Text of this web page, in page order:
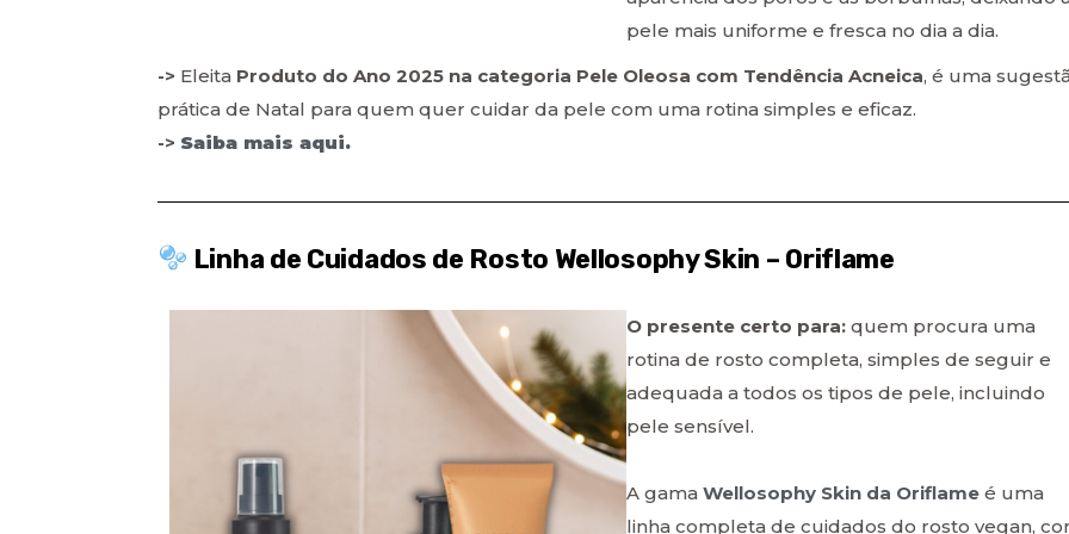
pele mais uniforme e fresca no dia a dia.
-> Eleita Produto do Ano 2025 na categoria Pele Oleosa com Tendência Acneica, é uma
prática de Natal para quem quer cuidar da pele com uma rotina simples e eficaz.
-> Saiba mais aqui.
Linha de Cuidados de Rosto Wellosophy Skin – Oriflame
O presente certo para: quem procura uma
rotina de rosto completa, simples de seguir e
adequada a todos os tipos de pele, incluindo
pele sensível.
A gama Wellosophy Skin da Oriflameé uma
linha completa de cuidados do rosto vegan,